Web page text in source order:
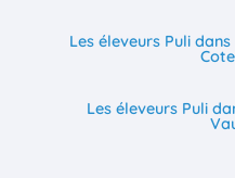
Les éleveurs Puli
Les éleveurs Puli